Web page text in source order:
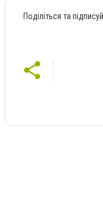
Поділіться та